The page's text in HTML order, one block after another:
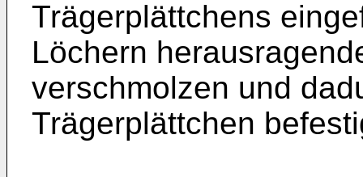
Trägerplättchens
Löchern
verschmolzen und
Trägerplättchen